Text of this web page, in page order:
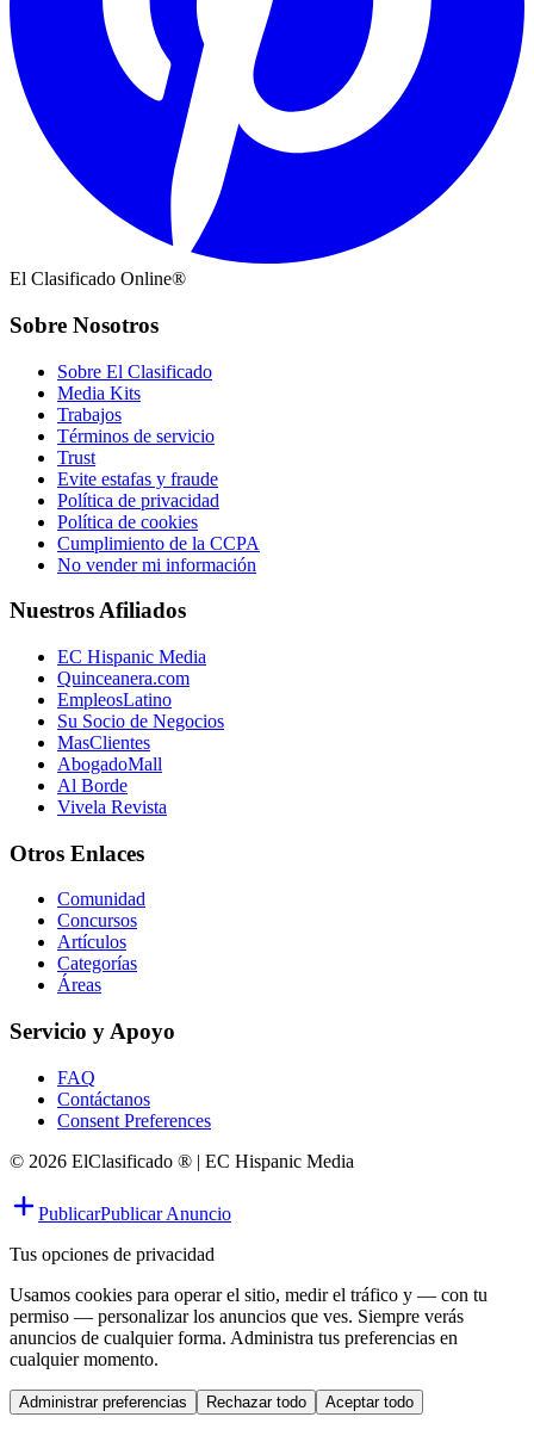
El Clasificado Online®
Sobre Nosotros
Sobre El Clasificado
Media Kits
Trabajos
Términos de servicio
Trust
Evite estafas y fraude
Política de privacidad
Política de cookies
Cumplimiento de la CCPA
No vender mi información
Nuestros Afiliados
EC Hispanic Media
Quinceanera.com
EmpleosLatino
Su Socio de Negocios
MasClientes
AbogadoMall
Al Borde
Vivela Revista
Otros Enlaces
Comunidad
Concursos
Artículos
Categorías
Áreas
Servicio y Apoyo
FAQ
Contáctanos
Consent Preferences
© 2026 ElClasificado ® | EC Hispanic Media
PublicarPublicar Anuncio
Tus opciones de privacidad
Usamos cookies para operar el sitio, medir el tráfico y — con tu
permiso — personalizar los anuncios que ves. Siempre verás
anuncios de cualquier forma. Administra tus preferencias en
cualquier momento.
Administrar preferencias Rechazar todo Aceptar todo